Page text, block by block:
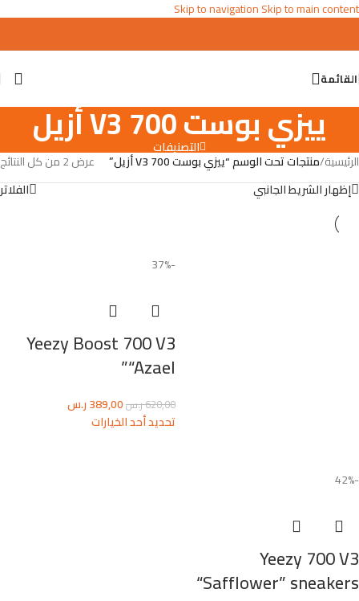
Skip to navigationSkip to main content
القائمة
ييزي بوست 700 V3 أزيلالتصنيفات
الرئيسية/منتجات تحت الوسم “ييزي بوست 700 V3 أزيل”
عرض ⁦2⁩ من كل النتائج
إظهار الشريط الجانبي
الفلاتر
-42%
Yeezy 700 V3
“Safflower” sneakers
-37%
Yeezy Boost 700 V3
“Azael”
620,00ر.س389,00ر.س
تحديد أحد الخيارات